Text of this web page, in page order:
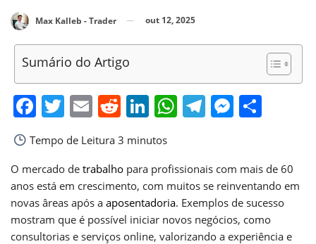
Max Kalleb - Trader out 12, 2025
Sumário do Artigo
Facebook
Twitter
EmailReddit
LinkedIn
WhatsApp
Telegram
Tempo de Leitura 3 minutos
O mercado de trabalho para profissionais com mais de 60
anos está em crescimento, com muitos se reinventando em
novas âreas após a aposentadoria. Exemplos de sucesso
mostram que é possível iniciar novos negócios, como
consultorias e serviços online, valorizando a experiência e